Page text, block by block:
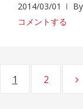
2014/03/01 By
コメントする
投ページ
1 ページ
2